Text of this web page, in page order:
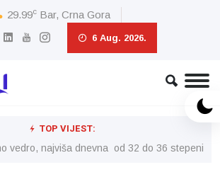
29.99c Bar, Crna Gora
6 Aug. 2026.
TOP VIJEST:
vedro, najviša dnevna od 32 do 36 stepeni